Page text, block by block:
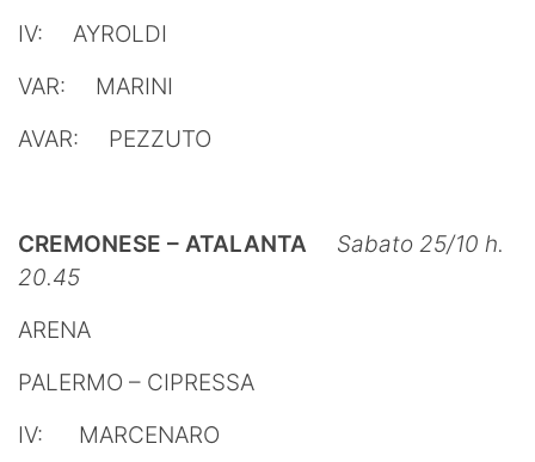
IV: AYROLDI
VAR: MARINI
AVAR: PEZZUTO
CREMONESE – ATALANTA Sabato 25/10 h.
20.45
ARENA
PALERMO – CIPRESSA
IV: MARCENARO